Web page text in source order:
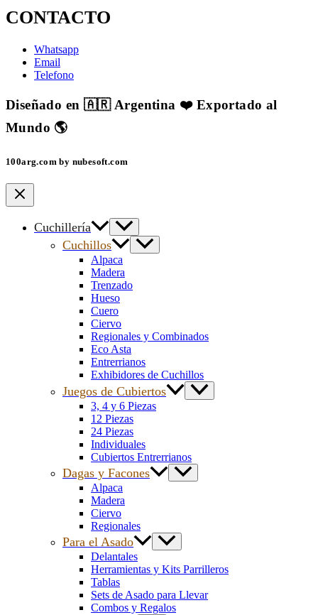
CONTACTO
Whatsapp
Email
Telefono
Diseñado en 🇦🇷 Argentina ❤️ Exportado al
Mundo 🌎
100arg.com by nubesoft.com
Cuchillería
Cuchillos
Alpaca
Madera
Trenzado
Hueso
Cuero
Ciervo
Regionales y Combinados
Eco Asta
Entrerrianos
Exhibidores de Cuchillos
Juegos de Cubiertos
3, 4 y 6 Piezas
12 Piezas
24 Piezas
Individuales
Cubiertos Entrerrianos
Dagas y Facones
Alpaca
Madera
Ciervo
Regionales
Para el Asado
Delantales
Herramientas y Kits Parrilleros
Tablas
Sets de Asado para Llevar
Combos y Regalos